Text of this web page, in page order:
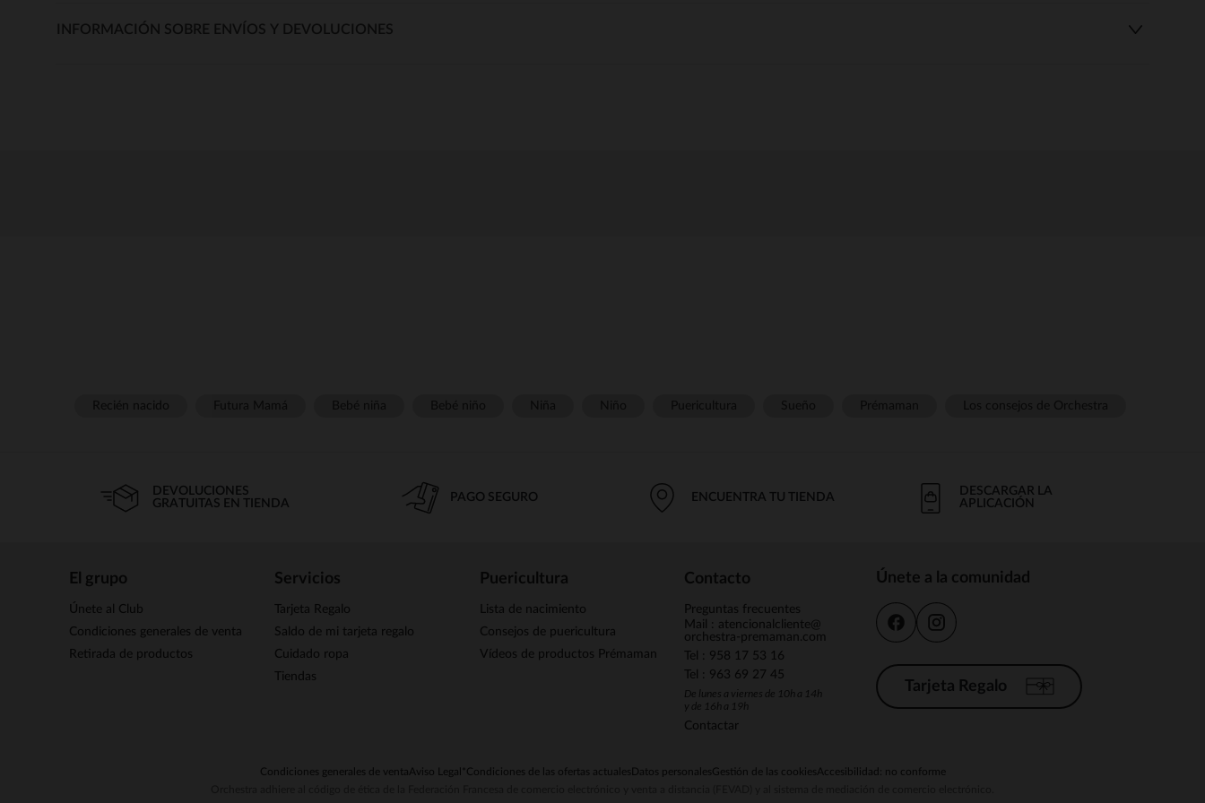
INFORMACIÓN SOBRE ENVÍOS Y DEVOLUCIONES
DEVOLUCIONES
GRATUITAS EN TIENDA
PAGO SEGURO ENCUENTRA TU TIENDA
DESCARGAR LA
APLICACIÓN
El grupo
Únete al Club
Condiciones generales de venta
Retirada de productos
Servicios
Tarjeta Regalo
Saldo de mi tarjeta regalo
Cuidado ropa
Tiendas
Puericultura
Lista de nacimiento
Consejos de puericultura
Vídeos de productos Prémaman
Contacto
Preguntas frecuentes
Mail : atencionalcliente@
orchestra-premaman.com
Tel : 958 17 53 16
Tel : 963 69 27 45
De lunes a viernes de 10h a 14h
y de 16h a 19h
Contactar
Únete a la comunidad
Tarjeta Regalo
Condiciones generales de ventaAviso Legal *Condiciones de las ofertas actuales Datos personalesGestión de las cookiesAccesibilidad: no conforme